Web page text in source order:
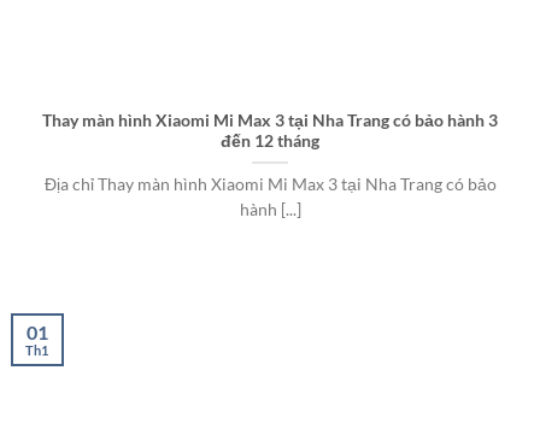
Thay màn hình Xiaomi Mi Max 3 tại Nha Trang có bảo hành 3
đến 12 tháng
Địa chỉ Thay màn hình Xiaomi Mi Max 3 tại Nha Trang có bảo
hành [...]
01
Th1